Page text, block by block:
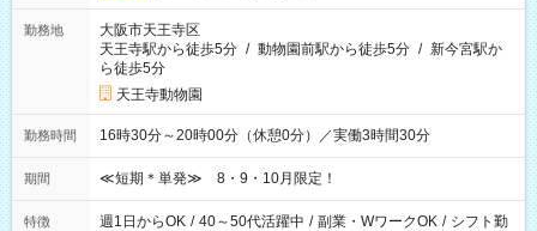
勤務地
大阪市天王寺区
天王寺駅から徒歩5分 / 動物園前駅から徒歩5分 / 新今宮駅か
ら徒歩5分
天王寺動物園
勤務時間 16時30分～20時00分（休憩0分）／実働3時間30分
期間 ≪短期＊単発≫ 8・9・10月限定！
特徴 週1日からOK / 40～50代活躍中 / 副業・WワークOK / シフト勤